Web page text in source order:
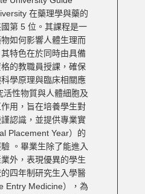
在藥理學與藥的
第 5 位。其課程是一
如何影響人體生理而
特色在於同時由具備
的教職員授課，確保
學原理與臨床相關應
活性物質與人體細胞及
用，旨在培養學生對
認識，並提供專業實
Placement Year）的
。畢業生除了能進入
外，表現優異的學生
四年制研究生入學醫
Entry Medicine），為